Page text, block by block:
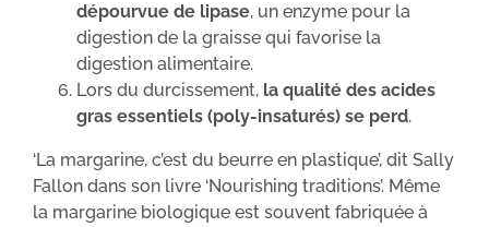
dépourvue de lipase, un enzyme pour la
digestion de la graisse qui favorise la
digestion alimentaire.
Lors du durcissement, la qualité des acides
gras essentiels (poly-insaturés) se perd.
‘La margarine, c’est du beurre en plastique’, dit Sally
Fallon dans son livre ‘Nourishing traditions’. Même
la margarine biologique est souvent fabriquée à